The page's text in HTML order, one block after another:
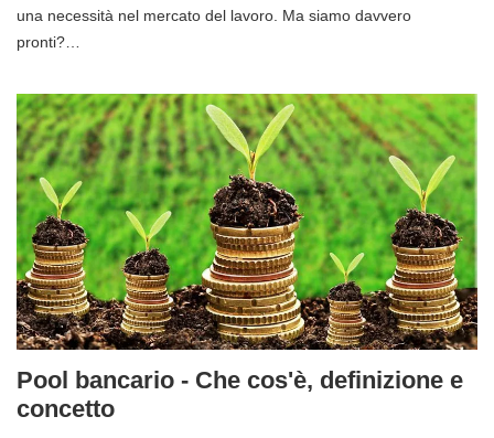
una necessità nel mercato del lavoro. Ma siamo davvero
pronti?…
Pool bancario - Che cos'è, definizione e
concetto